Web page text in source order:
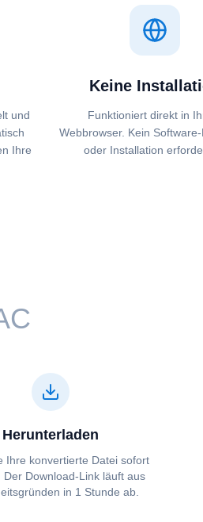
und
Ihre
Keine
Funktioniert direkt in
Webbrowser. Kein
oder Installation
Herunterladen
Ihre konvertierte Datei sofort
Der Download-Link läuft aus
in 1 Stunde ab.